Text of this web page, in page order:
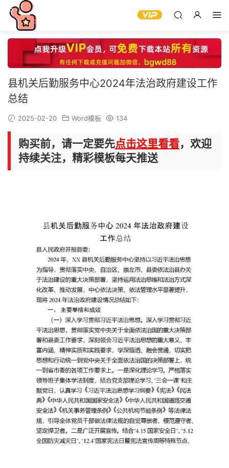
县机关后勤服务中心2024年法治政府建设工作
总结
2025-02-20 Word模板 134
购买前，请一定要先点击这里看看，欢迎
持续关注，精彩模板每天推送